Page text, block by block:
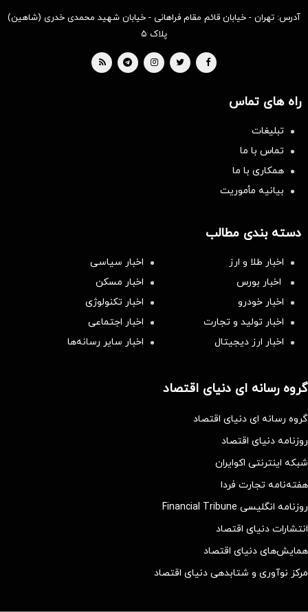
آدرس: تهران - خیابان قائم مقام فراهانی - خیابان شهید محمدی خدری (شاهین)
پلاک ۵
راه های تماس
تبلیغات
تماس با ما
همکاری با ما
بیانیه مأموریت
دسته بندی مطالب
اخبار طلا و ارز
اخبار سیاسی
اخبار بورس
اخبار مسکن
اخبار خودرو
اخبار تکنولوژی
اخبار تولید و تجارت
اخبار اجتماعی
اخبار ارز دیجیتال
اخبار سایر رسانه‌‌ها
گروه رسانه ای دنیای اقتصاد
گروه رسانه ای دنیای اقتصاد
روزنامه دنیای اقتصاد
شبکه اینترنتی اکوایران
هفته‌نامه تجارت فردا
روزنامه انگلیسی Financial Tribune
انتشارات دنیای اقتصاد
همایش‌های دنیای اقتصاد
مرکز نوآوری و شتابدهی دنیای اقتصاد